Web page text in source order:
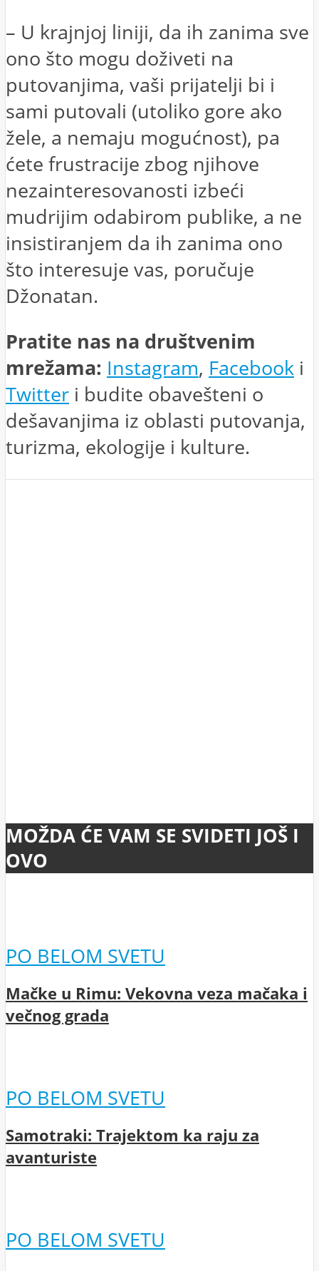
– U krajnjoj liniji, da ih zanima sve
ono što mogu doživeti na
putovanjima, vaši prijatelji bi i
sami putovali (utoliko gore ako
žele, a nemaju mogućnost), pa
ćete frustracije zbog njihove
nezainteresovanosti izbeći
mudrijim odabirom publike, a ne
insistiranjem da ih zanima ono
što interesuje vas, poručuje
Džonatan.
Pratite nas na društvenim
mrežama: Instagram, Facebook i
Twitter i budite obavešteni o
dešavanjima iz oblasti putovanja,
turizma, ekologije i kulture.
MOŽDA ĆE VAM SE SVIDETI JOŠ I
OVO
PO BELOM SVETU
Mačke u Rimu: Vekovna veza mačaka i
večnog grada
PO BELOM SVETU
Samotraki: Trajektom ka raju za
avanturiste
PO BELOM SVETU